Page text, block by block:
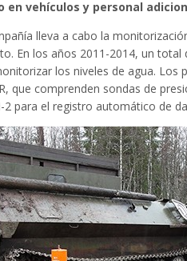
en vehículos y personal
lleva a cabo la
En los años 2011-2014, un
los niveles de agua. Los
que comprenden sondas de
2 para el registro automático de